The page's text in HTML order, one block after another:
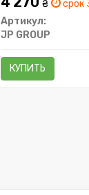
₴
срок
Артикул:
JP GROUP
КУПИТЬ